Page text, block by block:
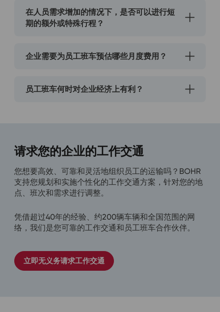
在人员需求增加的情况下，是否可以进行短
期的额外或特殊行程？
企业需要为员工班车预估哪些月度费用？
员工班车何时对企业经济上有利？
请求您的企业的工作交通
您想要高效、可靠和灵活地组织员工的运输吗？BOHR
支持您规划和实施个性化的工作交通方案，针对您的地
点、班次和需求进行调整。
凭借超过40年的经验、约200辆车辆和全国范围的网
络，我们是您可靠的工作交通和员工班车合作伙伴。
立即无义务请求工作交通